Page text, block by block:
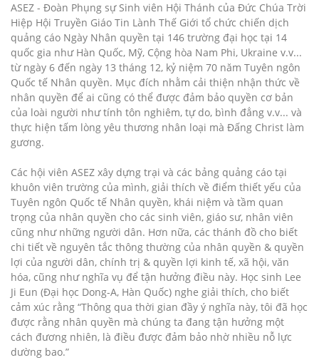
ASEZ - Đoàn Phụng sự Sinh viên Hội Thánh của Đức Chúa Trời
Hiệp Hội Truyền Giáo Tin Lành Thế Giới tổ chức chiến dịch
quảng cáo Ngày Nhân quyền tại 146 trường đại học tại 14
quốc gia như Hàn Quốc, Mỹ, Cộng hòa Nam Phi, Ukraine v.v...
từ ngày 6 đến ngày 13 tháng 12, kỷ niệm 70 năm Tuyên ngôn
Quốc tế Nhân quyền. Mục đích nhằm cải thiện nhận thức về
nhân quyền để ai cũng có thể được đảm bảo quyền cơ bản
của loài người như tính tôn nghiêm, tự do, bình đẳng v.v... và
thực hiện tấm lòng yêu thương nhân loại mà Đấng Christ làm
gương.
Các hội viên ASEZ xây dựng trại và các bảng quảng cáo tại
khuôn viên trường của mình, giải thích về điểm thiết yếu của
Tuyên ngôn Quốc tế Nhân quyền, khái niệm và tầm quan
trọng của nhân quyền cho các sinh viên, giáo sư, nhân viên
cũng như những người dân. Hơn nữa, các thánh đồ cho biết
chi tiết về nguyên tắc thông thường của nhân quyền & quyền
lợi của người dân, chính trị & quyền lợi kinh tế, xã hội, văn
hóa, cũng như nghĩa vụ để tận hưởng điều này. Học sinh Lee
Ji Eun (Đại học Dong-A, Hàn Quốc) nghe giải thích, cho biết
cảm xúc rằng “Thông qua thời gian đầy ý nghĩa này, tôi đã học
được rằng nhân quyền mà chúng ta đang tận hưởng một
cách đương nhiên, là điều được đảm bảo nhờ nhiều nỗ lực
dường bao.”